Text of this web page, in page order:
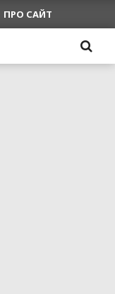
ПРО САЙТ